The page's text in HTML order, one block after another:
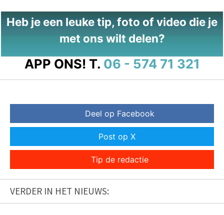
Heb je een leuke tip, foto of video die je
met ons wilt delen?
APP ONS! T. 06 - 574 71 321
Deel op Facebook
Post op X
Tip de redactie
VERDER IN HET NIEUWS: